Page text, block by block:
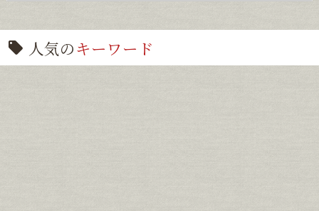
人気のキーワード